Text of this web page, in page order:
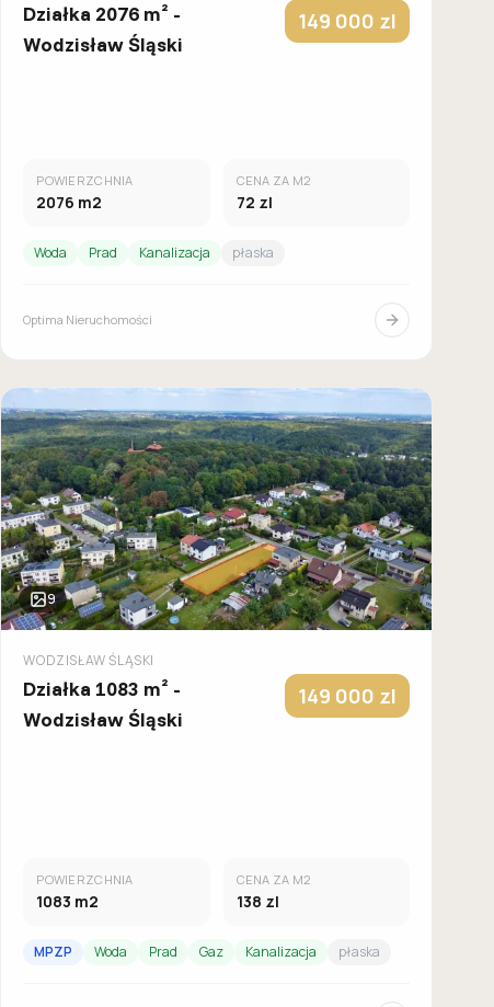
Działka 2076 m² -
Wodzisław Śląski
149 000 zl
POWIERZCHNIA
2076 m2
CENA ZA M2
72 zl
Woda Prad Kanalizacja płaska
Optima Nieruchomości
9
WODZISŁAW ŚLĄSKI
Działka 1083 m² -
Wodzisław Śląski
149 000 zl
POWIERZCHNIA
1083 m2
CENA ZA M2
138 zl
MPZP Woda Prad Gaz Kanalizacja płaska